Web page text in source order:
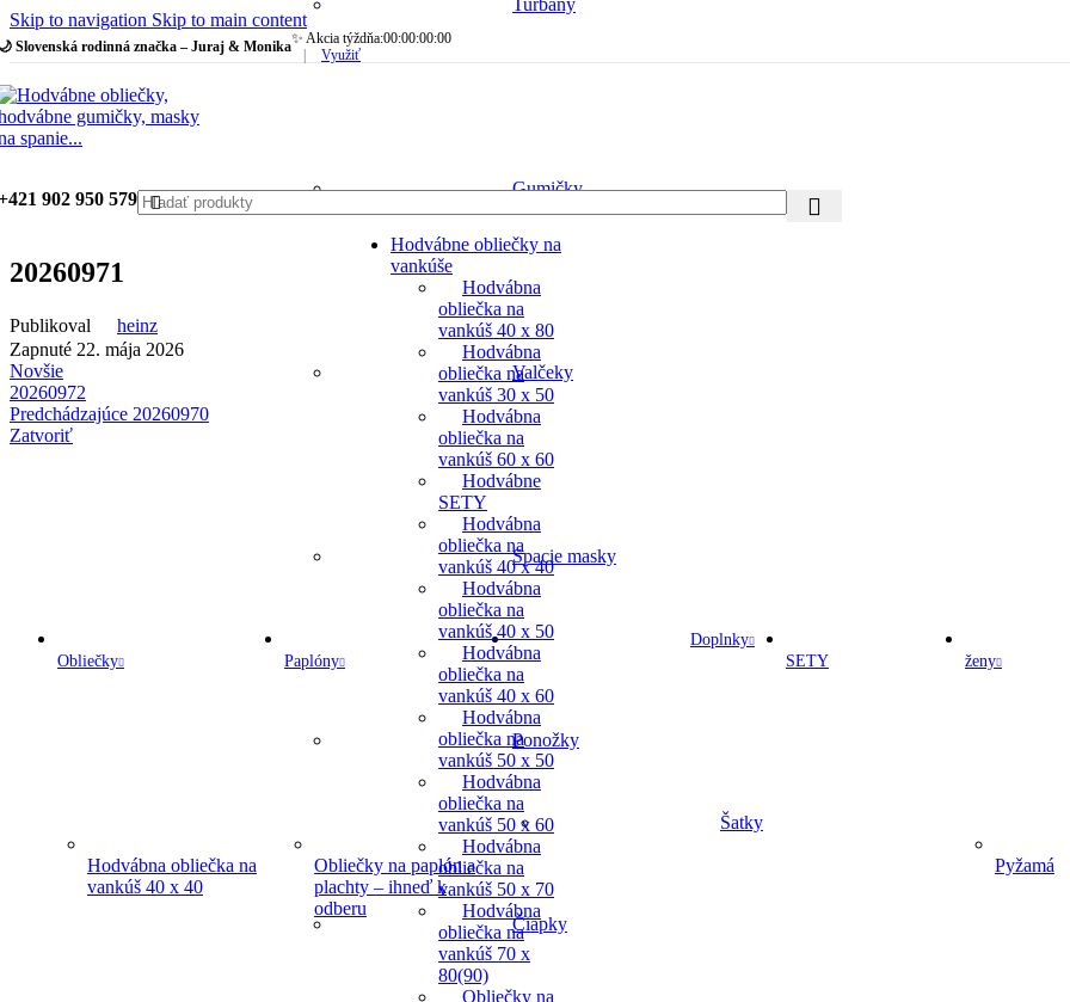
Skip to navigation Skip to main content
Slovenská rodinná značka – Juraj & Monika✨ Akcia týždňa:00:00:00:00
Využiť
Turbany
Gumičky
Valčeky
Spacie masky
Ponožky
Čiapky
902 950 579
Hodvábne obliečky na
vankúše
Hodvábna
obliečka na
vankúš 40 x 80
Hodvábna
obliečka na
vankúš 30 x 50
Hodvábna
obliečka na
vankúš 60 x 60
Hodvábne
SETY
Hodvábna
obliečka na
vankúš 40 x 40
Hodvábna
obliečka na
vankúš 40 x 50
Hodvábna
obliečka na
vankúš 40 x 60
Hodvábna
obliečka na
vankúš 50 x 50
Hodvábna
obliečka na
vankúš 50 x 60
Hodvábna
obliečka na
vankúš 50 x 70
Hodvábna
obliečka na
vankúš 70 x
80(90)
Obliečky na
20260971
Publikoval
heinz
Zapnuté 22. mája 2026
Novšie
20260972
Predchádzajúce 20260970
Zatvoriť
Obliečky
Hodvábna obliečka na
vankúš 40 x 40
Paplóny
Obliečky na paplón a
plachty – ihneď k
odberu
Doplnky
Šatky
SETY
ženy
Pyžamá